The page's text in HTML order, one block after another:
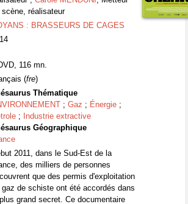
scène, réalisateur
: BRASSEURS DE CAGES
116 mn.
(fre)
Thématique
; Gaz ; Énergie ;
;
Industrie extractive
Géographique
2011, dans le Sud-Est de la
des milliers de personnes
que des permis d'exploitation
gaz de schiste ont été accordés dans
grand secret. Ce documentaire